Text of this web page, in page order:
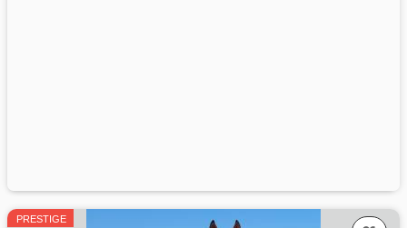
PRESTIGE